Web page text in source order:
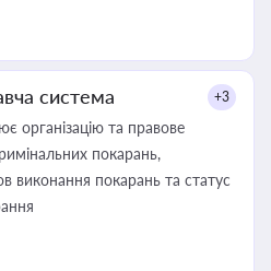
система +3
організацію та правове
покарань,
виконання покарань та статус